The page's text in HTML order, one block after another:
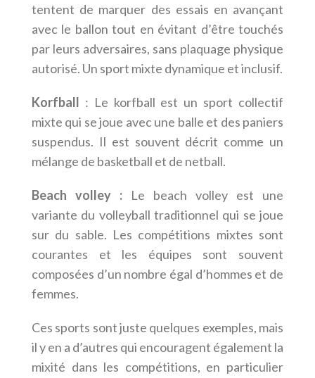
tentent de marquer des essais en avançant
avec le ballon tout en évitant d’être touchés
par leurs adversaires, sans plaquage physique
autorisé. Un sport mixte dynamique et inclusif.
Korfball : Le korfball est un sport collectif
mixte qui se joue avec une balle et des paniers
suspendus. Il est souvent décrit comme un
mélange de basketball et de netball.
Beach volley : Le beach volley est une
variante du volleyball traditionnel qui se joue
sur du sable. Les compétitions mixtes sont
courantes et les équipes sont souvent
composées d’un nombre égal d’hommes et de
femmes.
Ces sports sont juste quelques exemples, mais
il y en a d’autres qui encouragent également la
mixité dans les compétitions, en particulier